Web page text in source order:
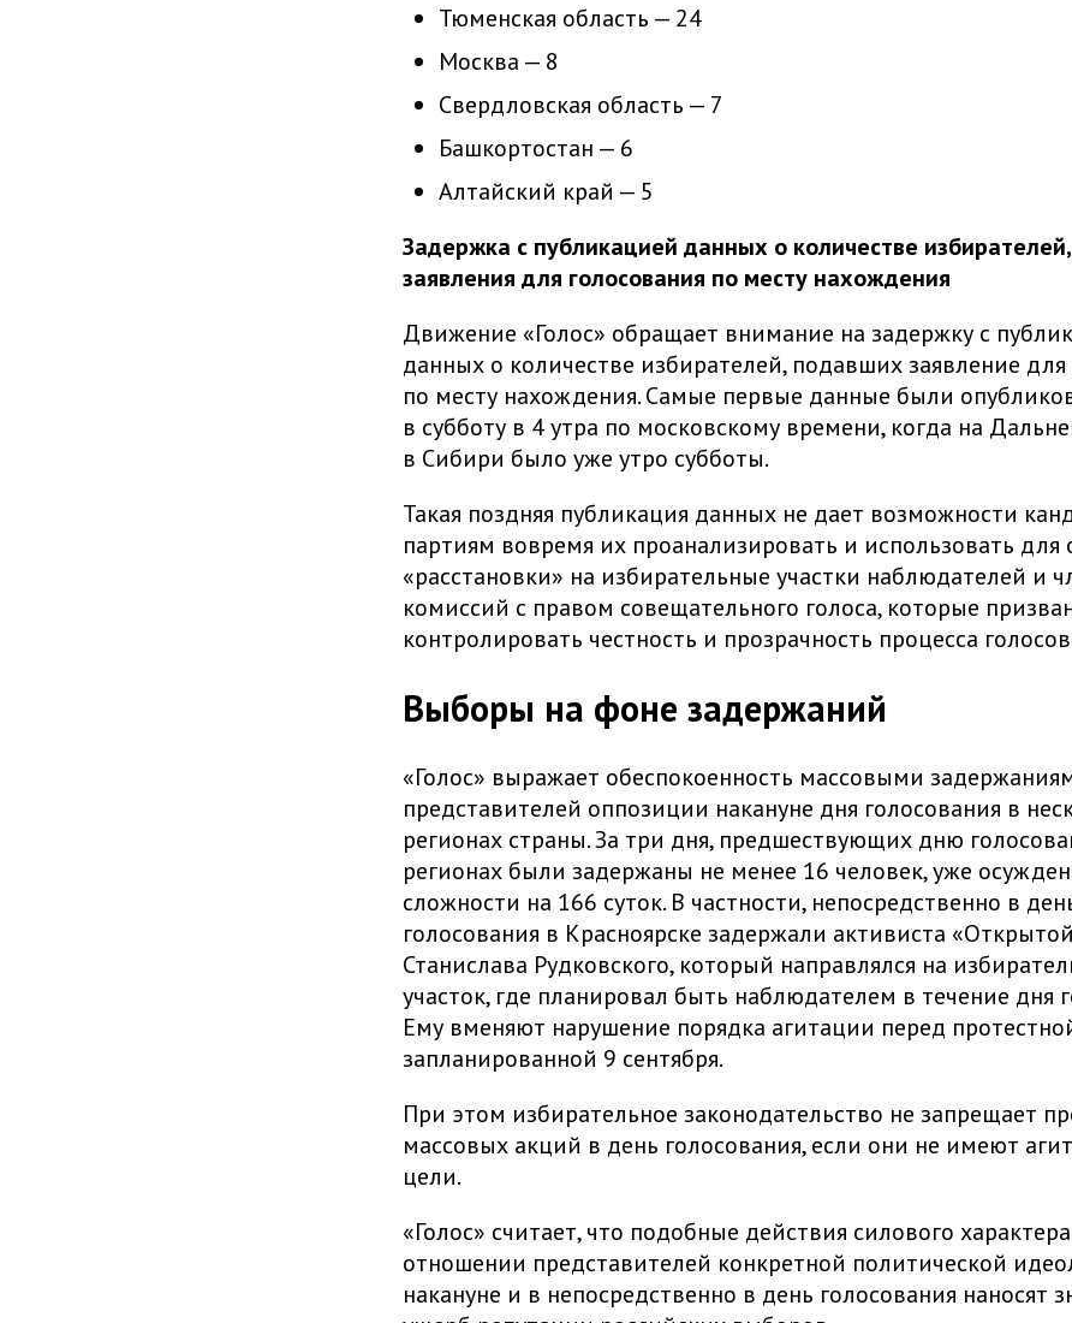
Тюменская область — 24
Москва — 8
Свердловская область — 7
Башкортостан — 6
Алтайский край — 5
Задержка с публикацией данных о количестве
заявления для голосования по месту нахождения
Движение «Голос» обращает внимание на задержку с
данных о количестве избирателей, подавших заявление для
по месту нахождения. Самые первые данные были
в субботу в 4 утра по московскому времени, когда на
в Сибири было уже утро субботы.
Такая поздняя публикация данных не дает возможности
партиям вовремя их проанализировать и использовать для
«расстановки» на избирательные участки наблюдателей и
комиссий с правом совещательного голоса, которые
контролировать честность и прозрачность процесса
Выборы на фоне задержаний
«Голос» выражает обеспокоенность массовыми
представителей оппозиции накануне дня голосования в
регионах страны. За три дня, предшествующих дню
регионах были задержаны не менее 16 человек, уже
сложности на 166 суток. В частности, непосредственно в
голосования в Красноярске задержали активиста
Станислава Рудковского, который направлялся на
участок, где планировал быть наблюдателем в течение дня
Ему вменяют нарушение порядка агитации перед
запланированной 9 сентября.
При этом избирательное законодательство не запрещает
массовых акций в день голосования, если они не имеют
цели.
«Голос» считает, что подобные действия силового
отношении представителей конкретной политической
накануне и в непосредственно в день голосования наносят